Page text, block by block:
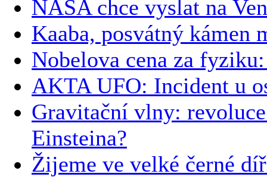
NASA chce vyslat na
Kaaba, posvátný kámen
Nobelova cena za
AKTA UFO: Incident u
Gravitační vlny:
Einsteina?
Žijeme ve velké černé